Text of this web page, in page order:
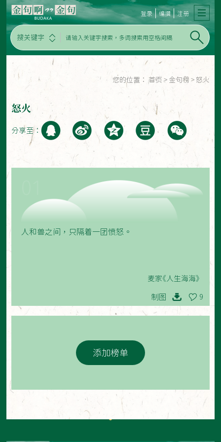
搜关键字
登录 编撰 注册
您的位置： 首页 > 金句榜 > 怒火
怒火
分享至：
人和兽之间，只隔着一团愤怒。
麦家《人生海海》
制图 9
添加榜单